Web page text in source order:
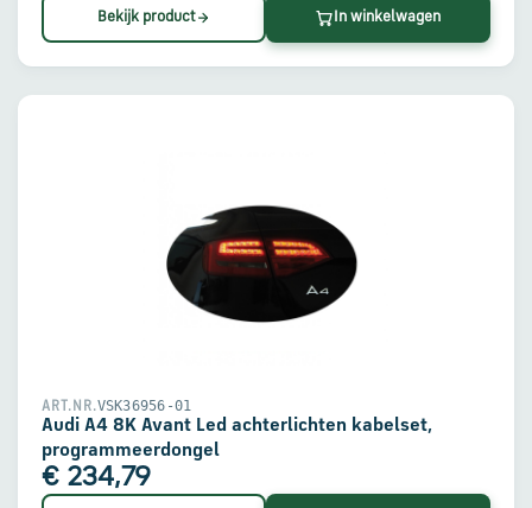
Bekijk product In winkelwagen
ART.NR.VSK36956-01
Audi A4 8K Avant Led achterlichten kabelset,
programmeerdongel
€ 234,79